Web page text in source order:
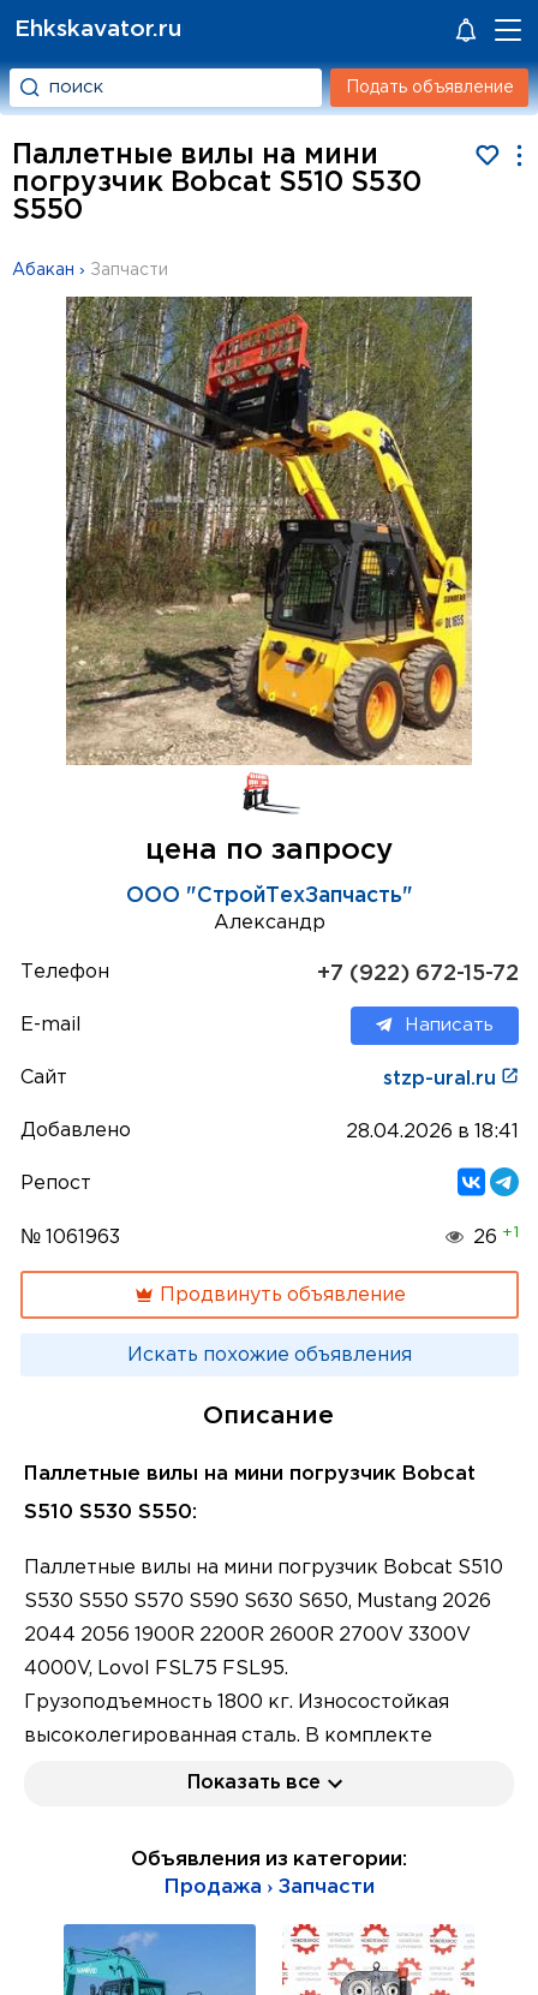
Ehkskavator.ru
Подать объявление
Паллетные вилы на мини
погрузчик Bobcat S510 S530
S550
Абакан › Запчасти
цена по запросу
ООО "СтройТехЗапчасть"
Александр
Телефон +7 (922) 672-15-72
E-mail Написать
Сайт stzp-ural.ru
Добавлено 28.04.2026 в 18:41
Репост
№ 1061963 26 +1
Продвинуть объявление
Искать похожие объявления
Описание
Паллетные вилы на мини погрузчик Bobcat
S510 S530 S550:
Паллетные вилы на мини погрузчик Bobcat S510
S530 S550 S570 S590 S630 S650, Mustang 2026
2044 2056 1900R 2200R 2600R 2700V 3300V
4000V, Lovol FSL75 FSL95.
Грузоподъемность 1800 кг. Износостойкая
высоколегированная сталь. В комплекте
колёсного мини погрузчика.
Отправка возможна в любой город.
Тел макс +79226721572, +79995600595 компания
Показать все
Объявления из категории:
Продажа › Запчасти